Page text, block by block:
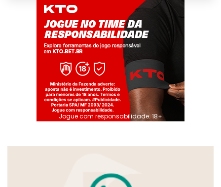
Jogue com responsabilidade. 18+